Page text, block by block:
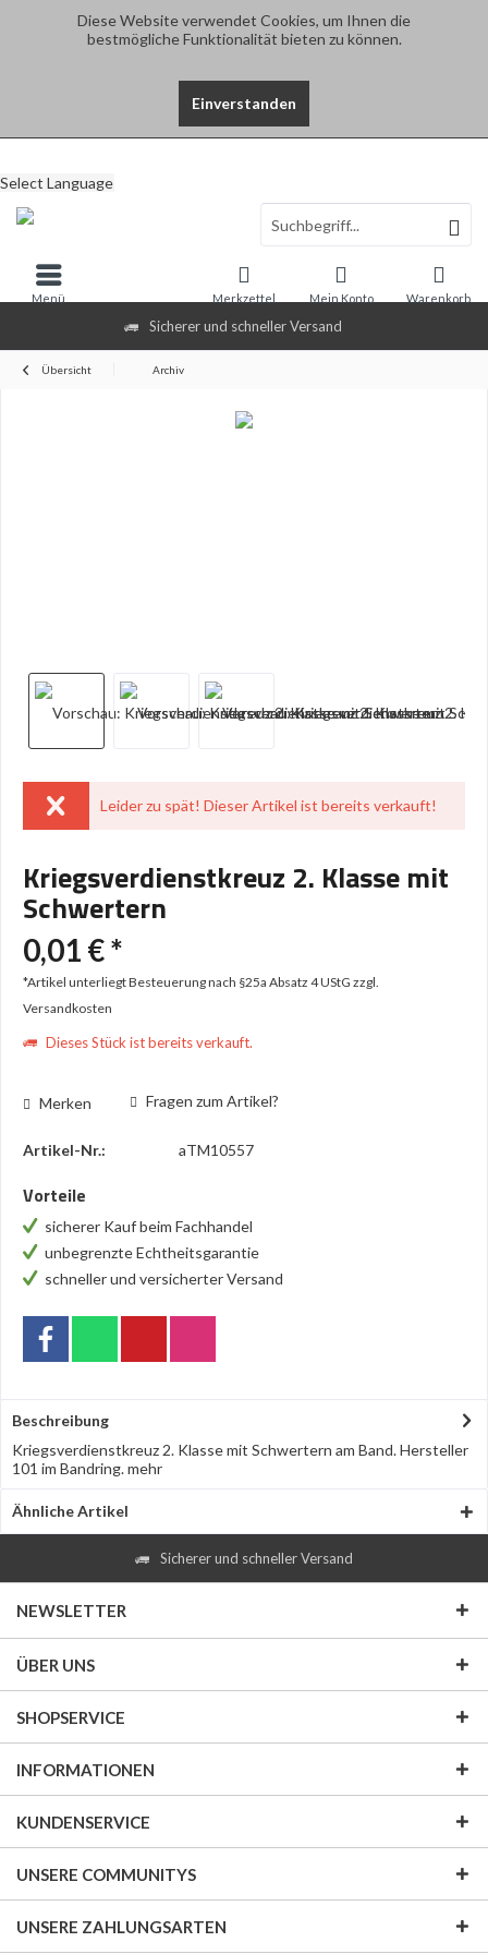
Diese Website verwendet Cookies, um Ihnen die
bestmögliche Funktionalität bieten zu können.
Einverstanden
Sicherer und schneller Versand
Select Language
Warenkorb
Merkzettel Mein Konto
Menü
Übersicht Archiv
Leider zu spät! Dieser Artikel ist bereits verkauft!
Kriegsverdienstkreuz 2. Klasse mit
Schwertern
0,01 € *
*Artikel unterliegt Besteuerung nach §25a Absatz 4 UStG zzgl.
Versandkosten
Dieses Stück ist bereits verkauft.
Merken Fragen zum Artikel?
Artikel-Nr.: aTM10557
Vorteile
sicherer Kauf beim Fachhandel
unbegrenzte Echtheitsgarantie
schneller und versicherter Versand
Beschreibung
Kriegsverdienstkreuz 2. Klasse mit Schwertern am Band. Hersteller
101 im Bandring.mehr
Ähnliche Artikel
Sicherer und schneller Versand
NEWSLETTER
ÜBER UNS
SHOPSERVICE
INFORMATIONEN
KUNDENSERVICE
UNSERE COMMUNITYS
UNSERE ZAHLUNGSARTEN